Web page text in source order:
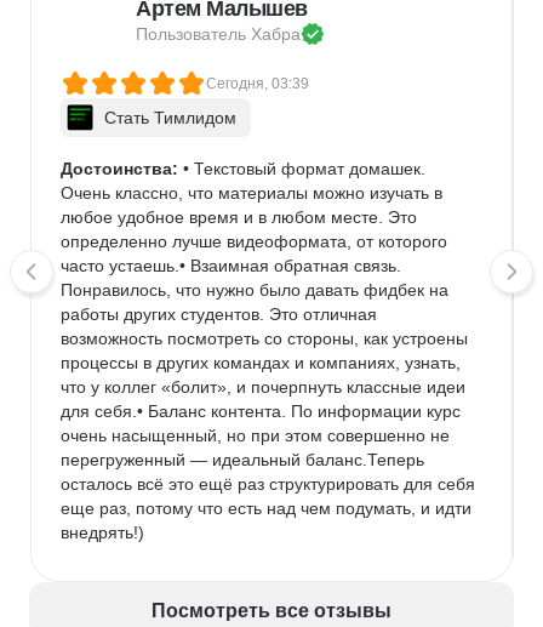
Артем Малышев
Пользователь Хабра
Сегодня, 03:39
Стать Тимлидом
Достоинства: • Текстовый формат домашек.
Очень классно, что материалы можно изучать в
любое удобное время и в любом месте. Это
определенно лучше видеоформата, от которого
часто устаешь.• Взаимная обратная связь.
Понравилось, что нужно было давать фидбек на
работы других студентов. Это отличная
возможность посмотреть со стороны, как устроены
процессы в других командах и компаниях, узнать,
что у коллег «болит», и почерпнуть классные идеи
для себя.• Баланс контента. По информации курс
очень насыщенный, но при этом совершенно не
перегруженный — идеальный баланс.Теперь
осталось всё это ещё раз структурировать для себя
еще раз, потому что есть над чем подумать, и идти
внедрять!)
Посмотреть все отзывы